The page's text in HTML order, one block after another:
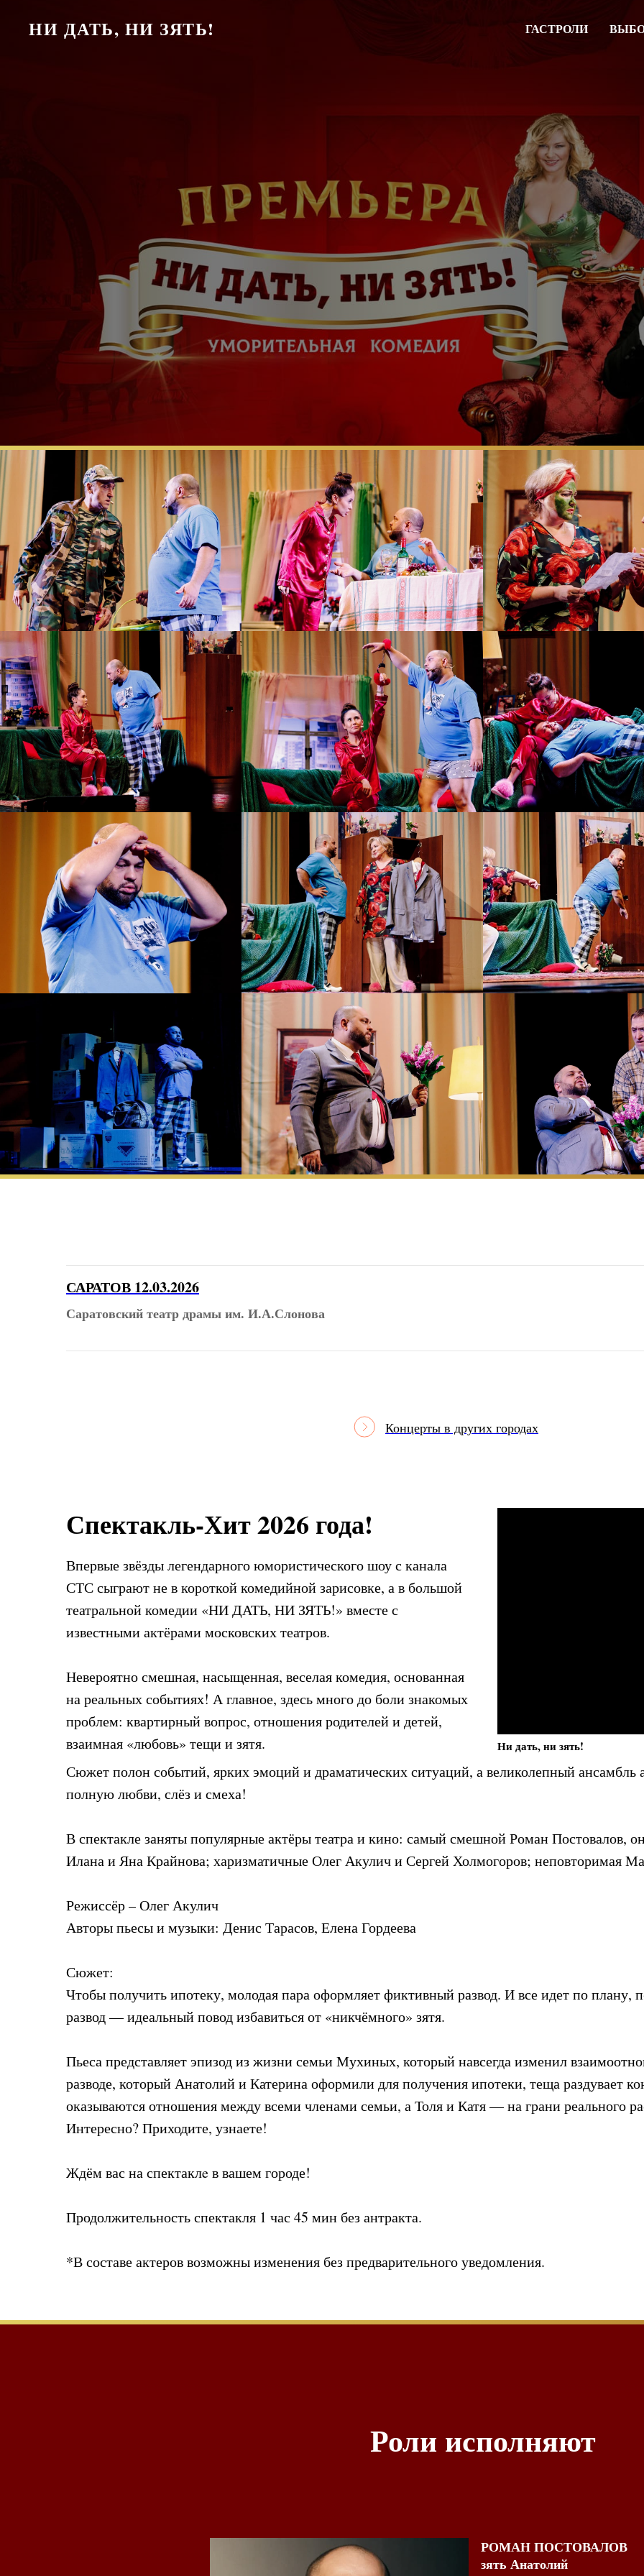
НИ ДАТЬ, НИ ЗЯТЬ! ГАСТРОЛИ
САРАТОВ 12.03.2026
Саратовский театр драмы им. И.А.Слонова
Концерты в других городах
Спектакль-Хит 2026 года!
Впервые звёзды легендарного юмористического шоу с канала
СТС сыграют не в короткой комедийной зарисовке, а в большой
театральной комедии «НИ ДАТЬ, НИ ЗЯТЬ!» вместе с
известными актёрами московских театров.
Невероятно смешная, насыщенная, веселая комедия, основанная
на реальных событиях! А главное, здесь много до боли знакомых
проблем: квартирный вопрос, отношения родителей и детей,
взаимная «любовь» тещи и зятя.
Ни дать, ни зять!
Сюжет полон событий, ярких эмоций и драматических ситуаций, а великолепный ансамбль
полную любви, слёз и смеха!
В спектакле заняты популярные актёры театра и кино: самый смешной Роман
Илана и Яна Крайнова; харизматичные Олег Акулич и Сергей Холмогоров; неповторимая
Режиссёр – Олег Акулич
Авторы пьесы и музыки: Денис Тарасов, Елена Гордеева
Сюжет:
Чтобы получить ипотеку, молодая пара оформляет фиктивный развод. И все идет по плану,
развод — идеальный повод избавиться от «никчёмного» зятя.
Пьеса представляет эпизод из жизни семьи Мухиных, который навсегда изменил
разводе, который Анатолий и Катерина оформили для получения ипотеки, теща раздувает
оказываются отношения между всеми членами семьи, а Толя и Катя — на грани реального
Интересно? Приходите, узнаете!
Ждём вас на спектаклe в вашем городе!
Продолжительность спектакля 1 час 45 мин без антракта.
*В составе актеров возможны изменения без предварительного уведомления.
Роли исполняют
РОМАН ПОСТОВАЛОВ
зять Анатолий